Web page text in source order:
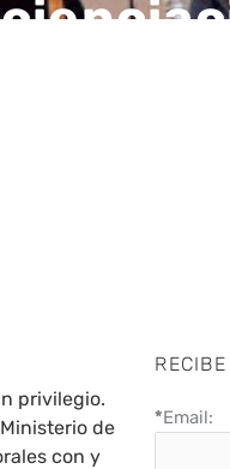
privilegio.
de
con y
*Email: